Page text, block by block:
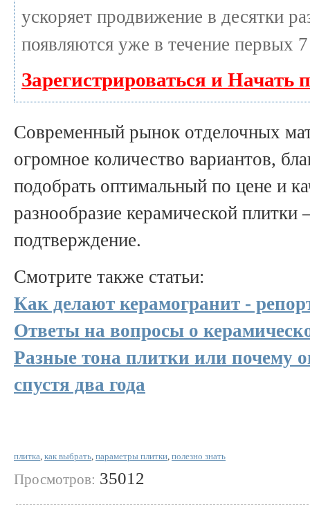
ускоряет продвижение в десятки
появляются уже в течение первых
Зарегистрироваться и Начать
Современный рынок отделочных
огромное количество вариантов,
подобрать оптимальный по цене и
разнообразие керамической плитки
подтверждение.
Смотрите также статьи:
Как делают керамогранит -
Ответы на вопросы о
Разные тона плитки или почему
спустя два года
плитка как выбрать параметры плитки полезно знать
Просмотров: 35012